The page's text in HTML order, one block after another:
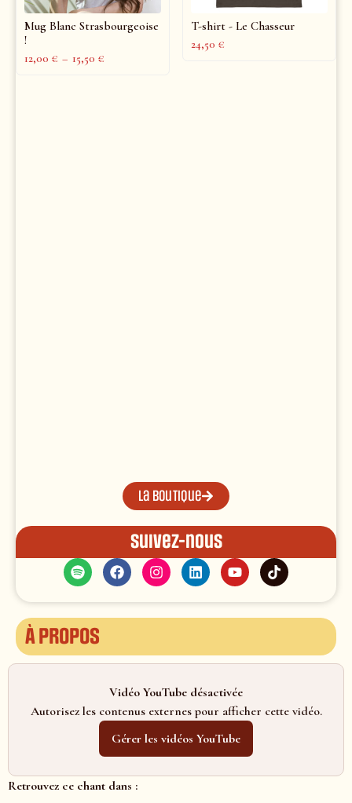
Mug Blanc Strasbourgeoise
!
12,00 € – 15,50 €
T-shirt - Le Chasseur
24,50 €
La boutique
Suivez-nous
À propos
Vidéo YouTube désactivée
Autorisez les contenus externes pour afficher cette vidéo.
Gérer les vidéos YouTube
Retrouvez ce chant dans :